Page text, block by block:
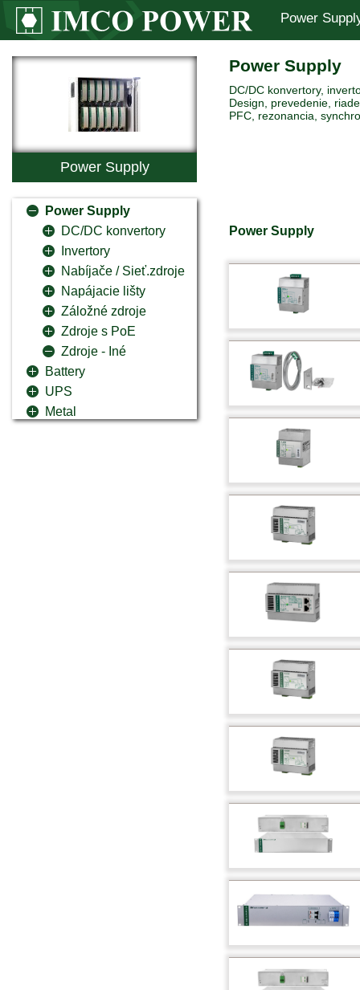
Power
Power Supply
Power Supply
DC/DC konvertory
Invertory
Nabíjače / Sieť.zdroje
Napájacie lišty
Záložné zdroje
Zdroje s PoE
Zdroje - Iné
Battery
UPS
Metal
Power Supply
DC/DC konvertory,
Design, prevedenie,
PFC, rezonancia,
Power Supply